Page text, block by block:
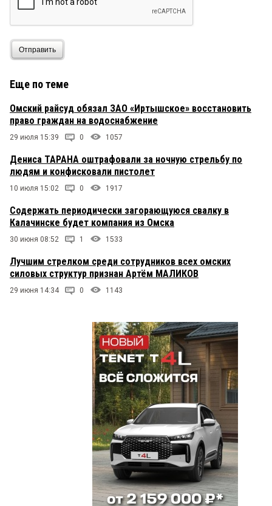
Отправить
Еще по теме
Омский райсуд обязал ЗАО «Иртышское» восстановить
право граждан на водоснабжение
29 июля 15:39 0 1057
Дениса ТАРАНА оштрафовали за ночную стрельбу по
людям и конфисковали пистолет
10 июля 15:02 0 1917
Содержать периодически загорающуюся свалку в
Калачинске будет компания из Омска
30 июня 08:52 1 1533
Лучшим стрелком среди сотрудников всех омских
силовых структур признан Артём МАЛИКОВ
29 июня 14:34 0 1143